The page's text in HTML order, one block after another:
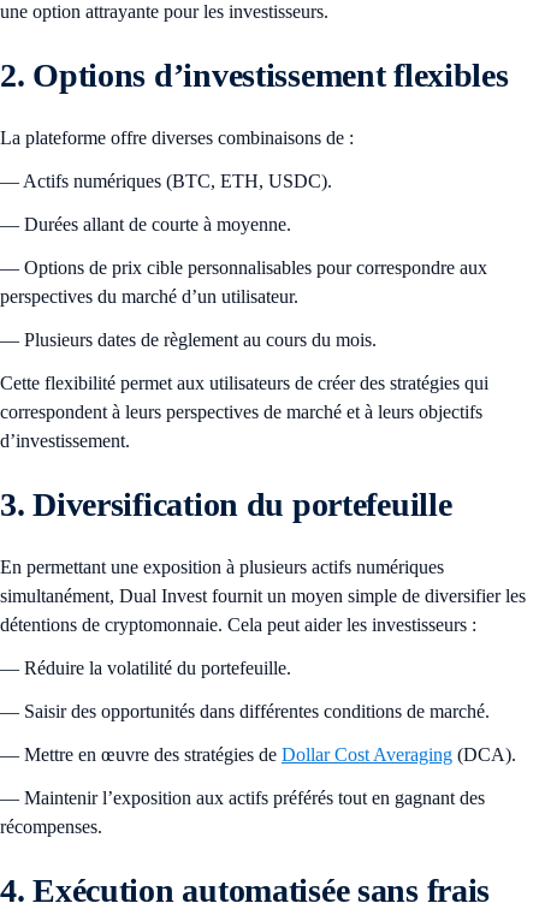
une option attrayante pour les investisseurs.
2. Options d’investissement flexibles
La plateforme offre diverses combinaisons de :
— Actifs numériques (BTC, ETH, USDC).
— Durées allant de courte à moyenne.
— Options de prix cible personnalisables pour correspondre aux
perspectives du marché d’un utilisateur.
— Plusieurs dates de règlement au cours du mois.
Cette flexibilité permet aux utilisateurs de créer des stratégies qui
correspondent à leurs perspectives de marché et à leurs objectifs
d’investissement.
3. Diversification du portefeuille
En permettant une exposition à plusieurs actifs numériques
simultanément, Dual Invest fournit un moyen simple de diversifier les
détentions de cryptomonnaie. Cela peut aider les investisseurs :
— Réduire la volatilité du portefeuille.
— Saisir des opportunités dans différentes conditions de marché.
— Mettre en œuvre des stratégies de Dollar Cost Averaging (DCA).
— Maintenir l’exposition aux actifs préférés tout en gagnant des
récompenses.
4. Exécution automatisée sans frais